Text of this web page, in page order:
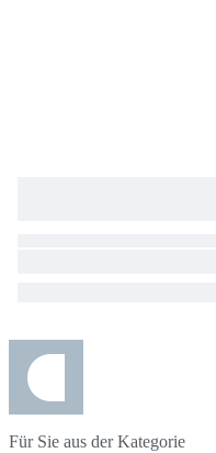
Für Sie aus der Kategorie